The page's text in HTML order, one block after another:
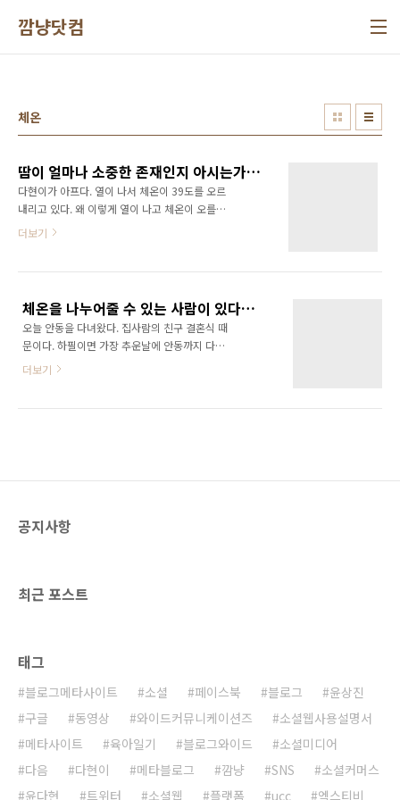
깜냥닷컴
체온
땀이 얼마나 소중한 존재인지 아시는가? - 인체의 신비!
다현이가 아프다. 열이 나서 체온이 39도를 오르
내리고 있다. 왜 이렇게 열이 나고 체온이 오를
까? 그건 바로 땀이 안나기 때문이다. 체온이 오
한다. 약효가 나타나기 까지는 시간이 걸리기 때
문에 바로 미지근한 물로 목욕을 시켜서 열을 강
제로 낮춰야 한다. 목욕을 2~3번 시키고, 물기를
안닦아주고 그래도 말리면서 열을 내린다. 그리
작한다. 물론 땀이 안나는 경우가 많이 있다. 이
더보기
체온을 나누어줄 수 있는 사람이 있다는 것...
오늘 안동을 다녀왔다. 집사람의 친구 결혼식 때
문이다. 하필이면 가장 추운날에 안동까지 다녀
와야 하니 힘들더군... ㅋㅋ 운전하면 피곤할 것
더보기
공지사항
최근 포스트
태그
블로그메타사이트 소셜 페이스북 블로그
윤상진
구글
동영상 와이드커뮤니케이션즈
소셜웹사용설명서
메타사이트
육아일기 블로그와이드
소셜미디어
다음
다현이 메타블로그 깜냥 SNS
소셜커머스
윤다현
트위터 소셜웹 플랫폼 ucc 엑스티비